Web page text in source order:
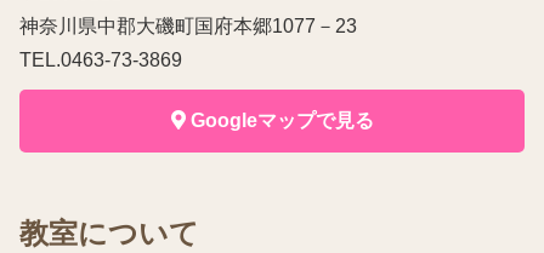
神奈川県中郡大磯町国府本郷1077－23
TEL.0463-73-3869
Googleマップで見る
教室について